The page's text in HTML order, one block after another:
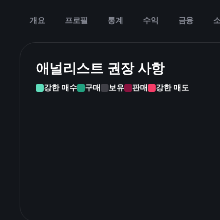
개요 프로필 통계 수익 금융
애널리스트 권장 사항
강한 매수 구매 보유 판매 강한 매도